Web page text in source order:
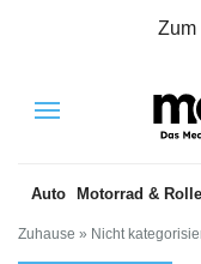
Zum
Menu
Auto Motorrad &
Zuhause » Nicht